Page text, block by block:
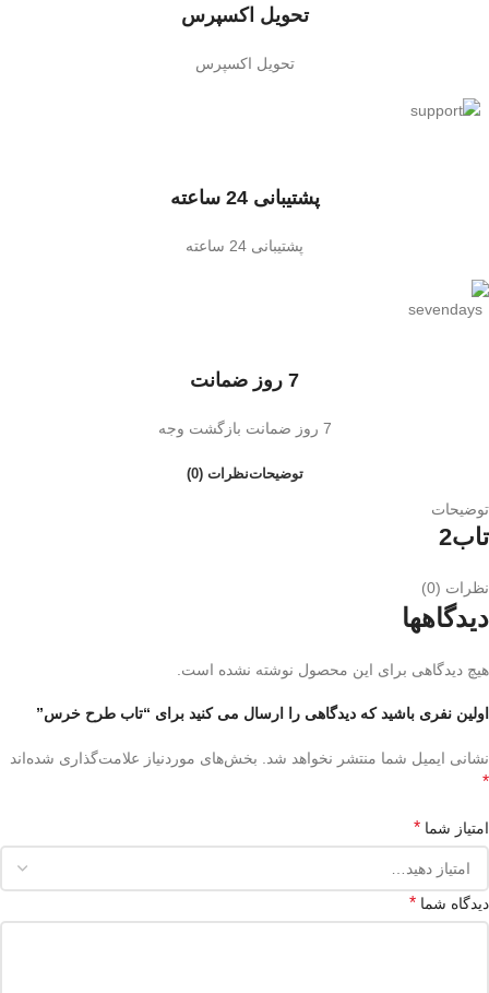
تحویل اکسپرس
تحویل اکسپرس
پشتیبانی 24 ساعته
پشتیبانی 24 ساعته
7 روز ضمانت
7 روز ضمانت بازگشت وجه
توضیحاتنظرات (0)
توضیحات
تاب2
نظرات (0)
دیدگاهها
هیچ دیدگاهی برای این محصول نوشته نشده است.
اولین نفری باشید که دیدگاهی را ارسال می کنید برای “تاب طرح خرس”
نشانی ایمیل شما منتشر نخواهد شد. بخش‌های موردنیاز علامت‌گذاری شده‌اند
*
امتیاز شما *
دیدگاه شما *